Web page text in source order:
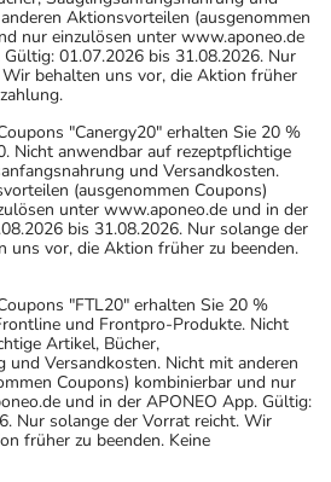
Aktionsvorteilen (ausgenommen
nur einzulösen unter www.aponeo.de
01.07.2026 bis 31.08.2026. Nur
behalten uns vor, die Aktion früher
"Canergy20" erhalten Sie 20 %
Nicht anwendbar auf rezeptpflichtige
und Versandkosten.
(ausgenommen Coupons)
unter www.aponeo.de und in der
bis 31.08.2026. Nur solange der
uns vor, die Aktion früher zu beenden.
"FTL20" erhalten Sie 20 %
und Frontpro-Produkte. Nicht
Artikel, Bücher,
und Versandkosten. Nicht mit anderen
Coupons) kombinierbar und nur
und in der APONEO App. Gültig:
Nur solange der Vorrat reicht. Wir
früher zu beenden. Keine